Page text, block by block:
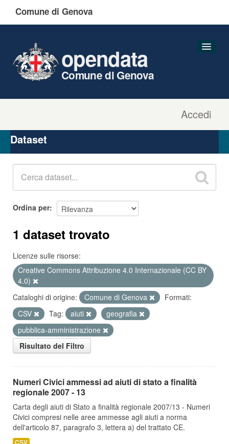
Comune di Genova
Accedi
opendata
Comune di Genova
Organizzazioni
Gruppi
Dataset
Ordina per
1 dataset trovato
Licenze sulle risorse:
Creative Commons Attribuzione 4.0 Internazionale (CC BY
4.0)
Cataloghi di origine:
Comune di Genova
Formati:
CSV
Tag: aiuti
geografia
pubblica-amministrazione
Risultato del Filtro
Numeri Civici ammessi ad aiuti di stato a finalità
regionale 2007 - 13
Carta degli aiuti di Stato a finalità regionale 2007/13 - Numeri
Civici compresi nelle aree ammesse agli aiuti a norma
dell'articolo 87, paragrafo 3, lettera a) del trattato CE.
CSV